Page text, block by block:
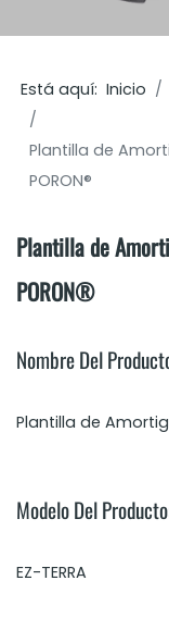
Está aquí:Inicio
Plantilla de
PORON®
Plantilla de
PORON®
Nombre Del
Plantilla de
Modelo Del
EZ-TERRA